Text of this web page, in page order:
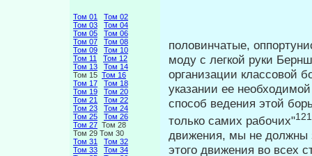
Том 01
Том 02
Том 03
Том 04
Том 05
Том 06
Том 07
Том 08
Том 09
Том 10
Том 11
Том 12
Том 13
Том 14
Том 15 Том 16
Том 17
Том 18
Том 19
Том 20
Том 21
Том 22
Том 23
Том 24
Том 25
Том 26
Том 27 Том 28
Том 29 Том 30
Том 31
Том 32
Том 33
Том 34
половинчатые,
моду с легкой руки
организации классо­вой
указании ее
способ ведения этой
только самих рабочих"121
движения, мы не должны
этого движения во всех